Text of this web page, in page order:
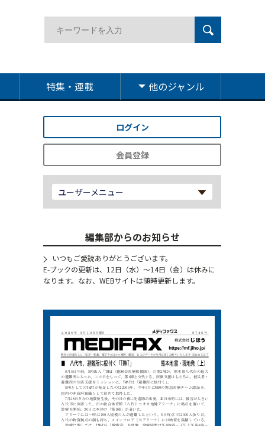
特集・連載 他のジャンル
ログイン
会員登録
ユーザーメニュー
編集部からのお知らせ
いつもご愛読ありがとうございます。
E-ブックの更新は、12日（水）～14日（金）は休みに
なります。なお、WEBサイトは随時更新します。